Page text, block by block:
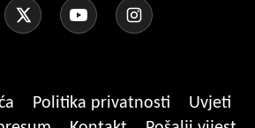
Politika privatnosti
Uvjeti